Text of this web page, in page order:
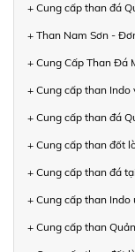
+ Cung cấp than đá
+ Than Nam Sơn -
+ Cung Cấp Than Đá
+ Cung cấp than
+ Cung cấp than đá
+ Cung cấp than đốt
+ Cung cấp than đá
+ Cung cấp than
+ Cung cấp than